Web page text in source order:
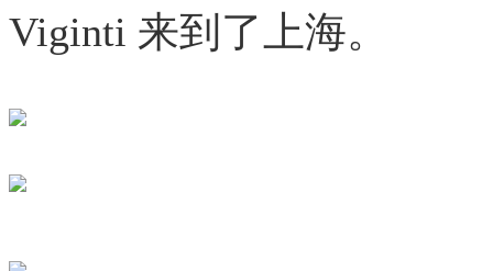
Viginti 来到了上海。